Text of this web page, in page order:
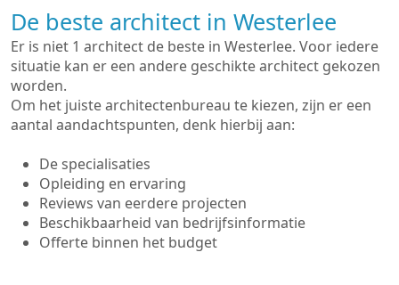
De beste architect in Westerlee
Er is niet 1 architect de beste in Westerlee. Voor iedere
situatie kan er een andere geschikte architect gekozen
worden.
Om het juiste architectenbureau te kiezen, zijn er een
aantal aandachtspunten, denk hierbij aan:
De specialisaties
Opleiding en ervaring
Reviews van eerdere projecten
Beschikbaarheid van bedrijfsinformatie
Offerte binnen het budget